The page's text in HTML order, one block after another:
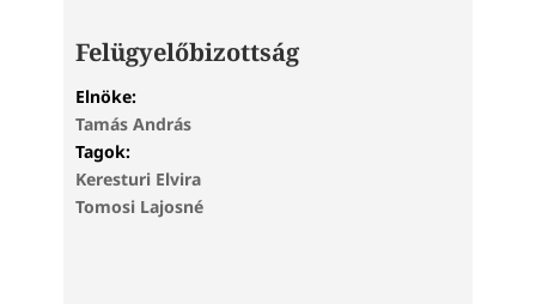
Felügyelőbizottság
Elnöke:
Tamás András
Tagok:
Keresturi Elvira
Tomosi Lajosné